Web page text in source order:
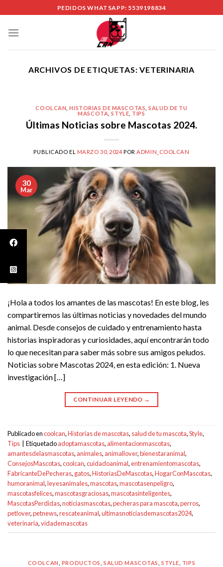
to
content
PEDIDOS WHATSAPP: 5539198834
ARCHIVOS DE ETIQUETAS:VETERINARIA
COOLCAN ,HISTORIAS DE MASCOTAS ,SALUD DE TU
MASCOTA ,STYLE TIPS
Últimas Noticias sobre Mascotas 2024.
PUBLICADO EL MARZO 30, 2024 POR ADMIN_COOLCAN
30
Mar
¡Hola a todos los amantes de las mascotas! En este blog, les
compartiremos las últimas noticias y novedades del mundo
animal. Desde consejos de cuidado y entrenamiento hasta
historias inspiradoras y curiosidades, aquí encontrarán todo
lo que necesitan para saber más sobre sus amigos peludos.
Noticias sobre Mascotas 2024, en esta edición: 1. Nueva
investigación […]
CONTINUAR LEYENDO →
Publicado encoolcan,Historias de mascotas, salud de tu mascota,Style,
Tips
Etiquetadoadoptamascotas, alimentacionmascotas,
amantesdelasmascotas, animales, animallover,bienestaranimal,
ConsejosMascotas,coolcan,cuidadoanimal,entrenamientomascotas,
FabricanteDePecheras, gatos,HistoriasDeMascotas,HogarConMascotas,
humoranimal,leyesanimales,mascotas,mascotasenpeligro,
mascotasfelices,mascotasgraciosas,mascotasinteligentes,
MascotasPerdidas,noticiasmascotas,pecheras para mascota,perros,
petlover,petnews,rescateanimal,ultimasnoticiasdemascotas2024,
veterinaria,vidademascotas
COOLCAN PRODUCTOS ,SALUD MASCOTAS STYLE TIPS